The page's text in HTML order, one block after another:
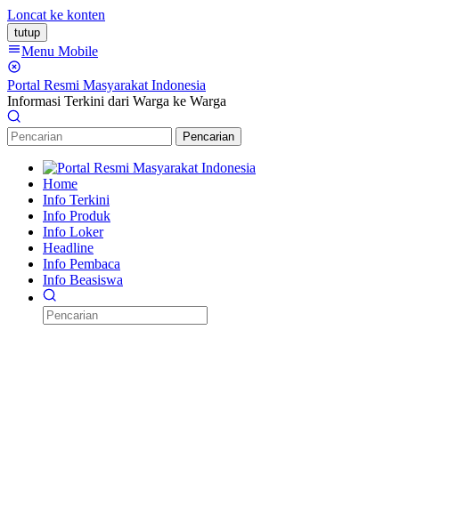
Loncat ke konten
tutup
Menu Mobile
Portal Resmi Masyarakat Indonesia
Informasi Terkini dari Warga ke Warga
Pencarian
Home
Info Terkini
Info Produk
Info Loker
Headline
Info Pembaca
Info Beasiswa